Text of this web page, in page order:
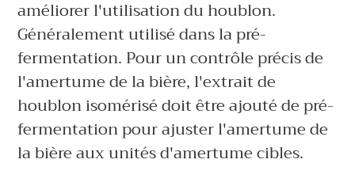
améliorer l'utilisation du houblon.
Généralement utilisé dans la pré-
fermentation. Pour un contrôle précis de
l'amertume de la bière, l'extrait de
houblon isomérisé doit être ajouté de pré-
fermentation pour ajuster l'amertume de
la bière aux unités d'amertume cibles.